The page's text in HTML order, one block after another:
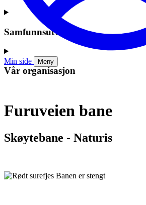
Min side Meny
Samfunnsutvikling
Vår organisasjon
Furuveien bane
Skøytebane - Naturis
Banen er stengt